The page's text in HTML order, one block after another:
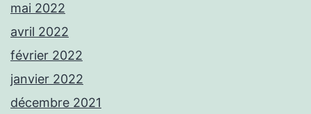
mai 2022
avril 2022
février 2022
janvier 2022
décembre 2021